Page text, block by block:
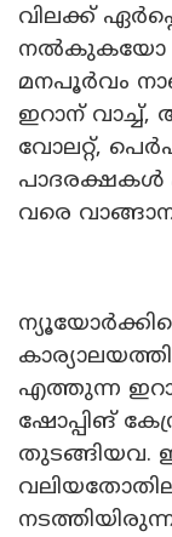
വിലക്ക്
നൽകുകയോ
മനപൂർവം
ഇറാന്
വോലറ്റ്,
വരെ
എത്തുന്ന
ഷോപ്പിങ്
തുടങ്ങിയവ.